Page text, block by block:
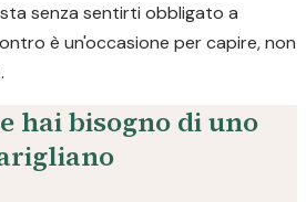
senza sentirti obbligato a
è un'occasione per capire, non
hai bisogno di uno